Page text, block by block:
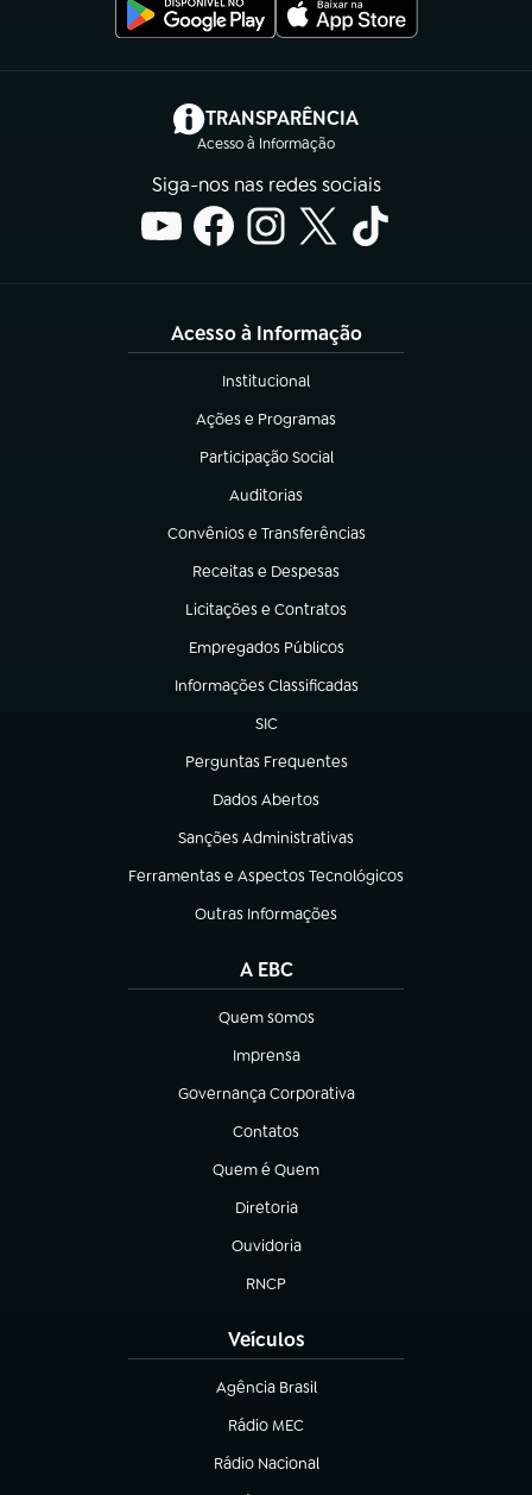
TRANSPARÊNCIA
Acesso à Informação
(abre em nova aba)
Siga-nos nas redes sociais
Acesso à Informação
Institucional
(abre em nova aba)
Ações e Programas
(abre em nova aba)
Participação Social
(abre em nova aba)
Auditorias
(abre em nova aba)
Convênios e Transferências
(abre em nova aba)
Receitas e Despesas
(abre em nova aba)
Licitações e Contratos
(abre em nova aba)
Empregados Públicos
(abre em nova aba)
Informações Classificadas
(abre em nova aba)
SIC
(abre em nova aba)
Perguntas Frequentes
(abre em nova aba)
Dados Abertos
(abre em nova aba)
Sanções Administrativas
(abre em nova aba)
Ferramentas e Aspectos Tecnológicos
(abre em nova aba)
Outras Informações
(abre em nova aba)
A EBC
Quem somos
(abre em nova aba)
Imprensa
(abre em nova aba)
Governança Corporativa
(abre em nova aba)
Contatos
(abre em nova aba)
Quem é Quem
(abre em nova aba)
Diretoria
(abre em nova aba)
Ouvidoria
(abre em nova aba)
RNCP
(abre em nova aba)
Veículos
Agência Brasil
(abre em nova aba)
Rádio MEC
(abre em nova aba)
Rádio Nacional